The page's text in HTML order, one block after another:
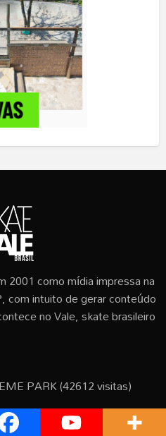
2001 como mídia impressa na
com intuito de gerar conteúdo
no Vale, skate brasileiro
PARK(42612 visitas)
visitas)